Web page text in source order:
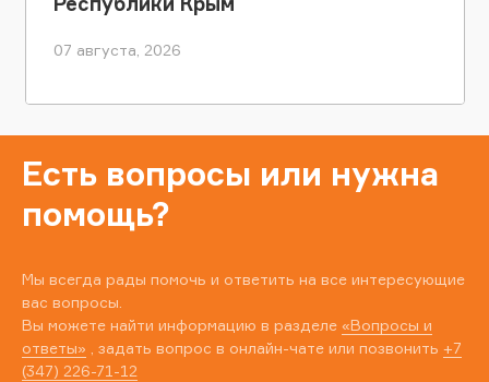
07 августа, 2026
Есть вопросы или нужна
помощь?
Мы всегда рады помочь и ответить на все интересующие
вас вопросы.
Вы можете найти информацию в разделе «Вопросы и
ответы» , задать вопрос в онлайн-чате или позвонить +7
(347) 226-71-12